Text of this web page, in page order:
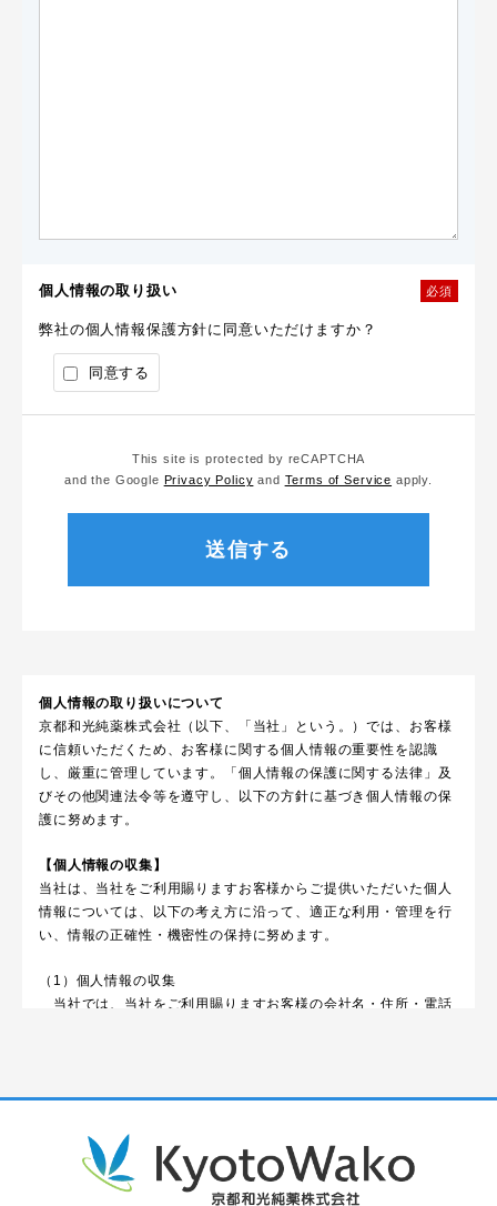
個人情報の取り扱い 必須
弊社の個人情報保護方針に同意いただけますか？
同意する
This site is protected by reCAPTCHA
and the Google Privacy Policy and Terms of Service apply.
個人情報の取り扱いについて
京都和光純薬株式会社（以下、「当社」という。）では、お客様
に信頼いただくため、お客様に関する個人情報の重要性を認識
し、厳重に管理しています。「個人情報の保護に関する法律」及
びその他関連法令等を遵守し、以下の方針に基づき個人情報の保
護に努めます。
【個人情報の収集】
当社は、当社をご利用賜りますお客様からご提供いただいた個人
情報については、以下の考え方に沿って、適正な利用・管理を行
い、情報の正確性・機密性の保持に努めます。
（1）個人情報の収集
当社では、当社をご利用賜りますお客様の会社名・住所・電話
通信機器を用いて情報の収集をさせて頂きます。
（2）個人情報の管理
収集させていただいた個人情報は当社内で厳重な管理を行い、
外部からの不正ア